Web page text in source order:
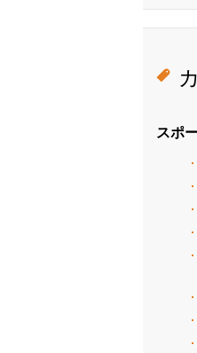
スポ